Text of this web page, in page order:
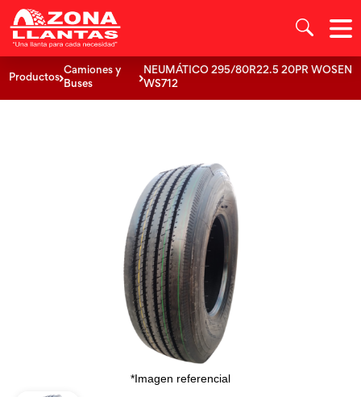
Productos
Camiones y
Buses
NEUMÁTICO 295/80R22.5 20PR WOSEN
WS712
*Imagen referencial